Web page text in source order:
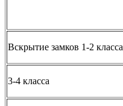
Вскрытие замков 1-2 класса
3-4 класса